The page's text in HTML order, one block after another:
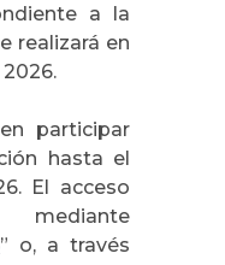
a la
realizará en
participar
hasta el
El acceso
” o, a través